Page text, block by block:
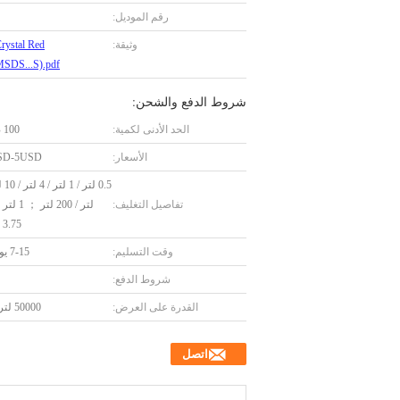
رقم الموديل:
وثيقة:
Red
شروط الدفع والشحن:
الحد الأدنى لكمية: 100 صندوق
الأسعار: 5USD
تفاصيل التغليف:
3.75 لتر × 4
وقت التسليم: 7-15 يوم عمل
شروط الدفع:
القدرة على العرض: 50000 لتر / شهر
اتصل